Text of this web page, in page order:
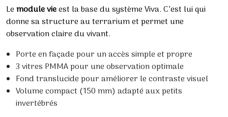
Lemodule vieest la base du système Viva. C’est lui qui
donne sa structure au terrarium et permet une
observation claire du vivant.
Porte en façade pour un accès simple et propre
3 vitres PMMA pour une observation optimale
Fond translucide pour améliorer le contraste visuel
Volume compact (150 mm) adapté aux petits
invertébrés